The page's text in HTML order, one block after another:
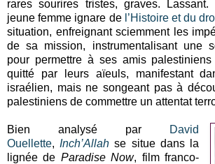
rares sourires tristes, graves. Lassant.
jeune femme ignare de l’Histoire et du
situation, enfreignant sciemment les
de sa mission, instrumentalisant une
pour permettre à ses amis
quitté par leurs aïeuls, manifestant
israélien, mais ne songeant pas à
palestiniens de commettre un attentat
Bien analysé par
David
Ouellette, Inch’Allah se situe dans la
lignée de Paradise Now, film franco-